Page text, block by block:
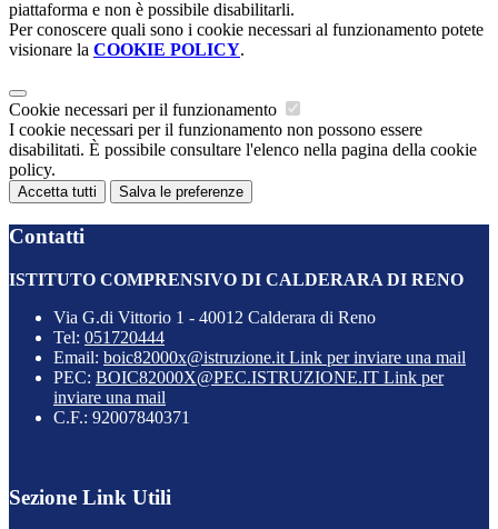
piattaforma e non è possibile disabilitarli.
Per conoscere quali sono i cookie necessari al funzionamento potete
visionare la COOKIE POLICY.
Cookie necessari per il funzionamento
I cookie necessari per il funzionamento non possono essere
disabilitati. È possibile consultare l'elenco nella pagina della cookie
policy.
Accetta tutti Salva le preferenze
Contatti
ISTITUTO COMPRENSIVO DI CALDERARA DI RENO
Via G.di Vittorio 1 - 40012 Calderara di Reno
Tel: 051720444
Email: boic82000x@istruzione.it Link per inviare una mail
PEC: BOIC82000X@PEC.ISTRUZIONE.IT Link per
inviare una mail
C.F.: 92007840371
Sezione Link Utili